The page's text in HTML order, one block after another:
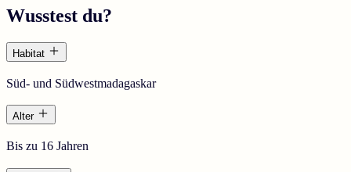
Wusstest du?
Habitat
Süd- und Südwestmadagaskar
Alter
Bis zu 16 Jahren